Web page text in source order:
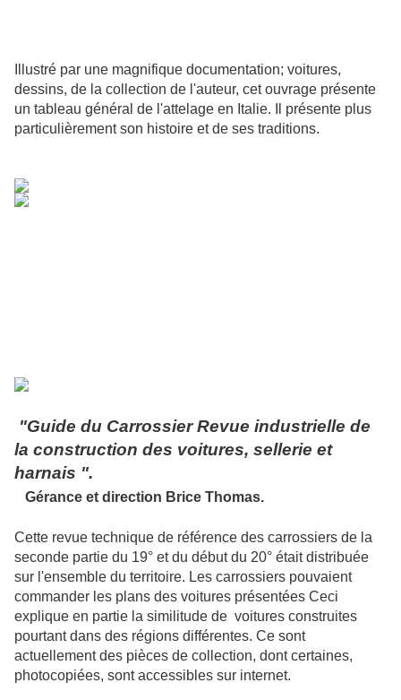
Illustré par une magnifique documentation; voitures,
dessins, de la collection de l'auteur, cet ouvrage présente
un tableau général de l'attelage en Italie. Il présente plus
particulièrement son histoire et de ses traditions.
"Guide du Carrossier Revue industrielle de
la construction des voitures, sellerie et
harnais ".
Gérance et direction Brice Thomas.
Cette revue technique de référence des carrossiers de la
seconde partie du 19° et du début du 20° était distribuée
sur l'ensemble du territoire. Les carrossiers pouvaient
commander les plans des voitures présentées Ceci
explique en partie la similitude de voitures construites
pourtant dans des régions différentes. Ce sont
actuellement des pièces de collection, dont certaines,
photocopiées, sont accessibles sur internet.